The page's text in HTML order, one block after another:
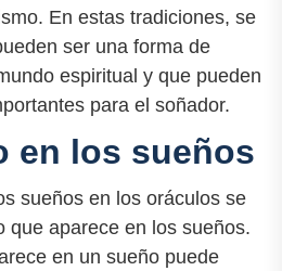
En estas tradiciones, se
ser una forma de
espiritual y que pueden
para el soñador.
en los sueños
sueños en los oráculos se
que aparece en los sueños.
en un sueño puede